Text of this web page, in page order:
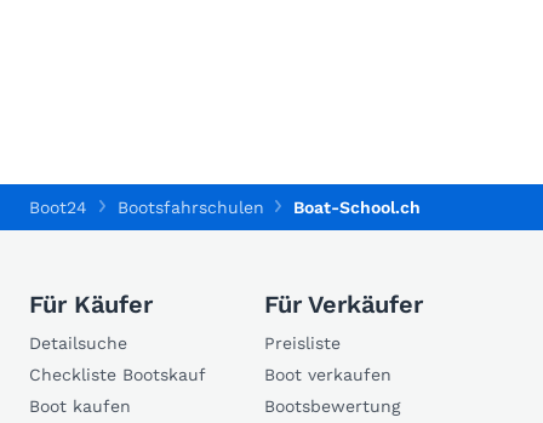
Boot24 Bootsfahrschulen Boat-School.ch
Für Käufer
Detailsuche
Checkliste Bootskauf
Boot kaufen
Für Verkäufer
Preisliste
Boot verkaufen
Bootsbewertung